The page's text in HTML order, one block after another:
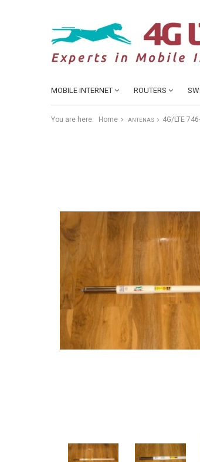
MOBILE INTERNET ROUTERS
You are here: Home ANTENAS 4G/LTE